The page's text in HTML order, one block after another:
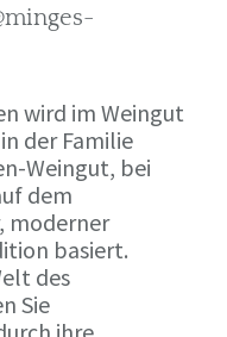
wird im Weingut
der Familie
Weingut, bei
dem
moderner
basiert.
des
Sie